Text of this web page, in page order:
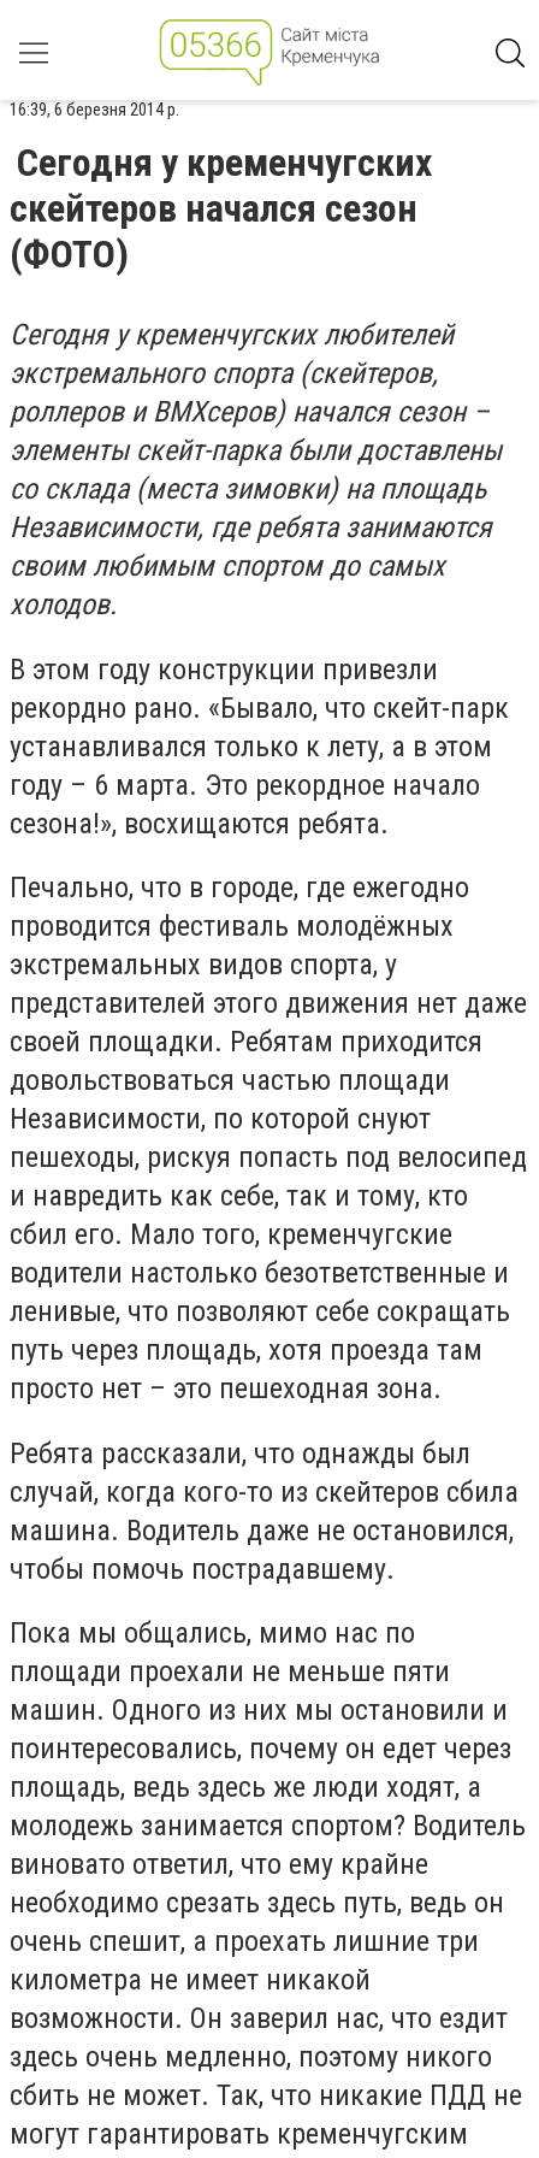
16:39, 6 березня 2014 р.
Сегодня у кременчугских
скейтеров начался сезон
(ФОТО)
Сегодня у кременчугских любителей
экстремального спорта (скейтеров,
роллеров и BMXсеров) начался сезон –
элементы скейт-парка были доставлены
со склада (места зимовки) на площадь
Независимости, где ребята занимаются
своим любимым спортом до самых
холодов.
В этом году конструкции привезли
рекордно рано. «Бывало, что скейт-парк
устанавливался только к лету, а в этом
году – 6 марта. Это рекордное начало
сезона!», восхищаются ребята.
Печально, что в городе, где ежегодно
проводится фестиваль молодёжных
экстремальных видов спорта, у
представителей этого движения нет даже
своей площадки. Ребятам приходится
довольствоваться частью площади
Независимости, по которой снуют
пешеходы, рискуя попасть под велосипед
и навредить как себе, так и тому, кто
сбил его. Мало того, кременчугские
водители настолько безответственные и
ленивые, что позволяют себе сокращать
путь через площадь, хотя проезда там
просто нет – это пешеходная зона.
Ребята рассказали, что однажды был
случай, когда кого-то из скейтеров сбила
машина. Водитель даже не остановился,
чтобы помочь пострадавшему.
Пока мы общались, мимо нас по
площади проехали не меньше пяти
машин. Одного из них мы остановили и
поинтересовались, почему он едет через
площадь, ведь здесь же люди ходят, а
молодежь занимается спортом? Водитель
виновато ответил, что ему крайне
необходимо срезать здесь путь, ведь он
очень спешит, а проехать лишние три
километра не имеет никакой
возможности. Он заверил нас, что ездит
здесь очень медленно, поэтому никого
сбить не может. Так, что никакие ПДД не
могут гарантировать кременчугским